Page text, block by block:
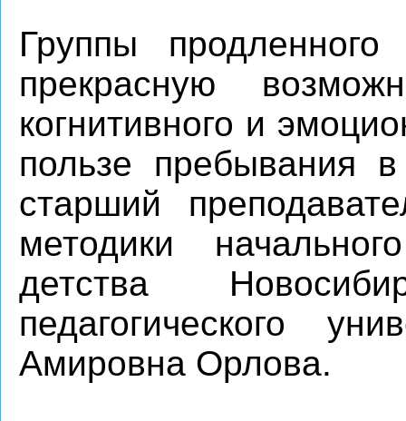
Группы
прекрасную
когнитивного и
пользе пребывания в
старший
методики
детства
педагогического
Амировна Орлова.